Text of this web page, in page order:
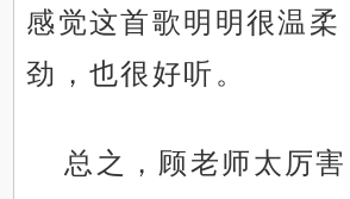
感觉这首歌明明很温柔
劲，也很好听。
总之，顾老师太厉